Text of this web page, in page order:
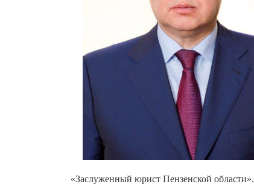
«Заслуженный юрист Пензенской области».